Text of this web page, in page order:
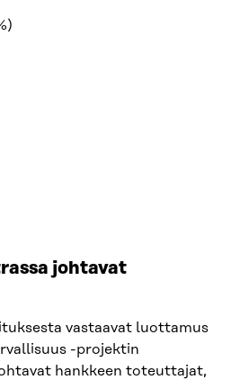
johtavat
vastaavat luottamus
-projektin
hankkeen toteuttajat,